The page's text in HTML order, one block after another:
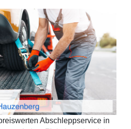
Abschleppservice in